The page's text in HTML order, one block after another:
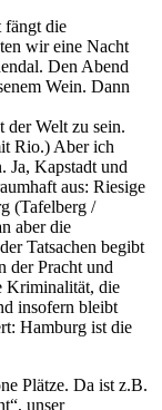
fängt die
wir eine Nacht
Den Abend
Wein. Dann
der Welt zu sein.
Rio.) Aber ich
Ja, Kapstadt und
aus: Riesige
(Tafelberg /
aber die
Tatsachen begibt
der Pracht und
Kriminalität, die
insofern bleibt
Hamburg ist die
Plätze. Da ist z.B.
, unser